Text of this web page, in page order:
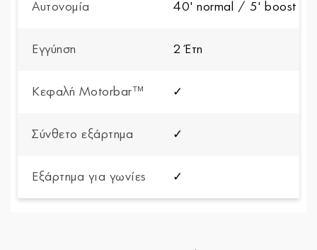
Αυτονομία 40' normal / 5' boost
Εγγύηση 2 Έτη
Κεφαλή Motorbar™ ✓
Σύνθετο εξάρτημα ✓
Εξάρτημα για γωνίες ✓